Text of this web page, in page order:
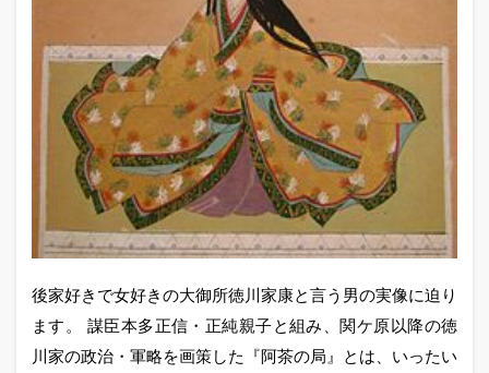
後家好きで女好きの大御所徳川家康と言う男の実像に迫り
ます。 謀臣本多正信・正純親子と組み、関ケ原以降の徳
川家の政治・軍略を画策した『阿茶の局』とは、いったい